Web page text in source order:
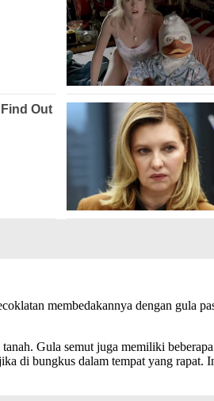
membedakannya dengan gula
Gula semut juga memiliki
di bungkus dalam tempat yang rapat.